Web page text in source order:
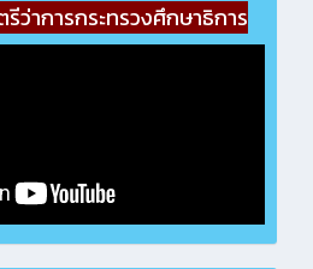
ว่าการกระทรวงศึกษาธิการ